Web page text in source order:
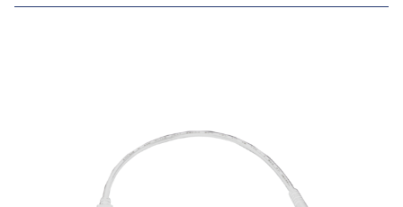
Kontakt
Newsletter